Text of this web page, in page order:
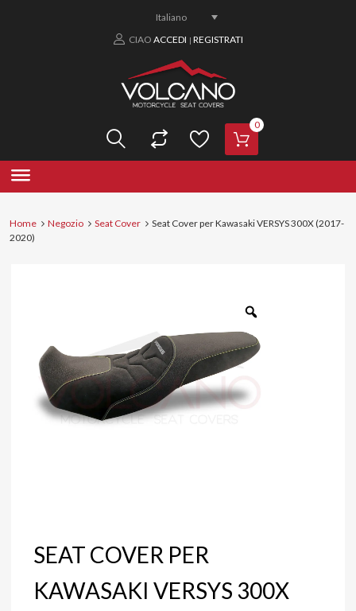
Italiano
CIAO ACCEDI | REGISTRATI
0
Home Negozio Seat Cover
Seat Cover per Kawasaki VERSYS 300X (2017-
2020)
SEAT COVER PER
KAWASAKI VERSYS 300X